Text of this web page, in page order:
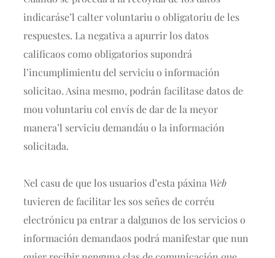
indicaráse’l calter voluntariu o obligatoriu de les
respuestes. La negativa a apurrir los datos
calificaos como obligatorios supondrá
l’incumplimientu del serviciu o información
solicitao. Asina mesmo, podrán facilitase datos de
mou voluntariu col envís de dar de la meyor
manera’l serviciu demandáu o la información
solicitada.
Nel casu de que los usuarios d’esta páxina Web
tuvieren de facilitar les sos señes de corréu
electrónicu pa entrar a dalgunos de los servicios o
información demandaos podrá manifestar que nun